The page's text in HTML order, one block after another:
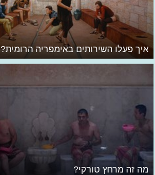
איך פעלו השירותים באימפריה הרומית?
מה זה מרחץ טורקי?